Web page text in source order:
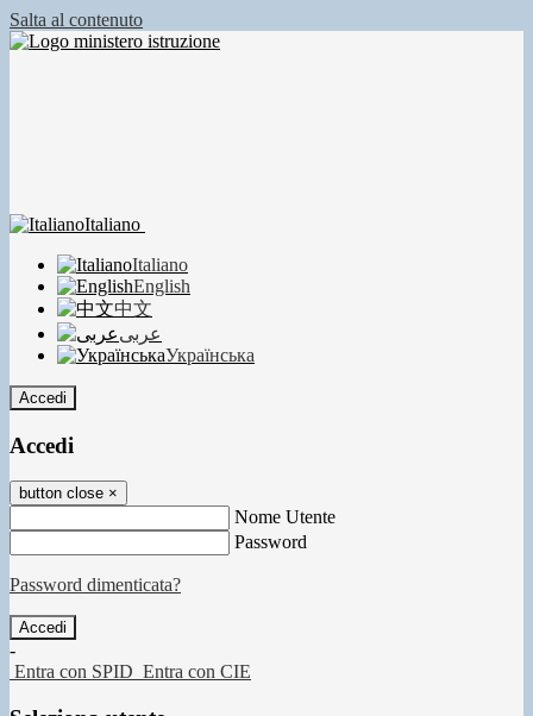
Salta al contenuto
Italiano
Italiano
English
中文
عربى
Українська
Accedi
Accedi
button close ×
Nome Utente
Password
Password dimenticata?
-
Entra con SPID Entra con CIE